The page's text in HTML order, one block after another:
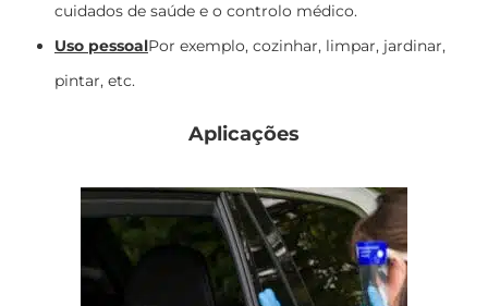
cuidados de saúde e o controlo médico.
Uso pessoalPor exemplo, cozinhar, limpar, jardinar,
pintar, etc.
Aplicações